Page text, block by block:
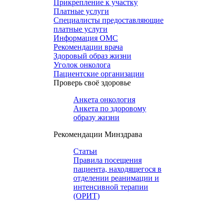
Прикрепление к участку
Платные услуги
Специалисты предоставляющие
платные услуги
Информация ОМС
Рекомендации врача
Здоровый образ жизни
Уголок онколога
Пациентские организации
Проверь своё здоровье
Анкета онкология
Анкета по здоровому
образу жизни
Рекомендации Минздрава
Статьи
Правила посещения
пациента, находящегося в
отделении реанимации и
интенсивной терапии
(ОРИТ)